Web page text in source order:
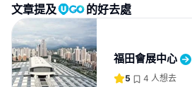
文章提及 的好去處
福田會展中心
5 4 人想去